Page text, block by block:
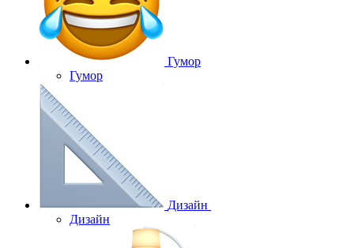
Гумор
Гумор
Дизайн
Дизайн